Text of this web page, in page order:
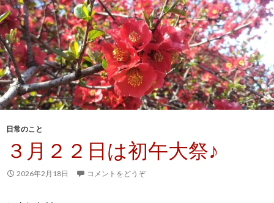
日常のこと
３月２２日は初午大祭♪
2026年2月18日 コメントをどうぞ